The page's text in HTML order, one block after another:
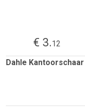
€ 3.12
Dahle Kantoorschaar